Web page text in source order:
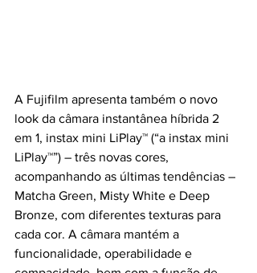
A Fujifilm apresenta também o novo
look da câmara instantânea híbrida 2
em 1, instax mini LiPlay™ (“a instax mini
LiPlay™”) – três novas cores,
acompanhando as últimas tendências –
Matcha Green, Misty White e Deep
Bronze, com diferentes texturas para
cada cor. A câmara mantém a
funcionalidade, operabilidade e